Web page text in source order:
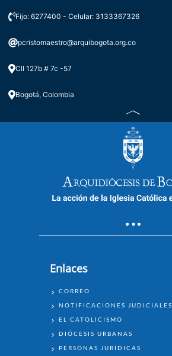
Fijo: 6277400 - Celular: 3133367326
pcristomaestro@arquibogota.org.co
Cll 127b # 7c -57
Bogotá, Colombia
Enlaces
ENLACES
CORREO
NOTIFICACIONES JUDICIALES
EL CATOLICISMO
DIÓCESIS URBANAS
PERSONAS JURÍDICAS